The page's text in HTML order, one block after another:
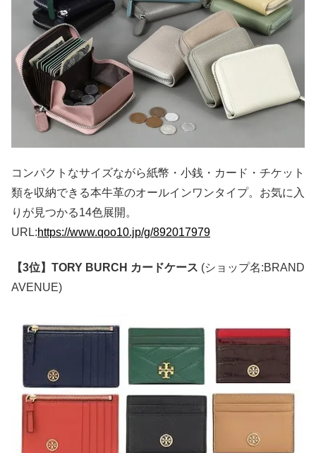
コンパクトなサイズながら紙幣・小銭・カード・チケット
類を収納できる本牛革のオールインワンタイプ。お気に入
りが見つかる14色展開。
URL:https://www.qoo10.jp/g/892017979
【3位】TORY BURCH カードケース (ショップ名:BRAND
AVENUE)